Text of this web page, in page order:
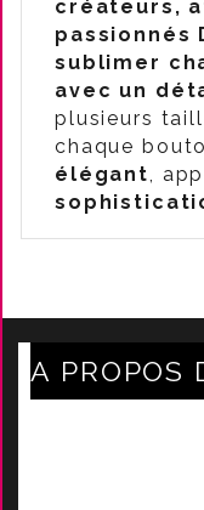
créateurs,
passionnés
sublimer
avec un
plusieurs
chaque
élégant,
A PROPOS